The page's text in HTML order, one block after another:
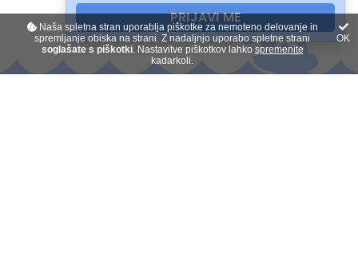
PRIJAVI ME
Naša spletna stran uporablja piškotke za nemoteno delovanje in
spremljanje obiska na strani. Z nadaljnjo uporabo spletne strani
soglašate s piškotki. Nastavitve piškotkov lahko spremenite
kadarkoli.
OK